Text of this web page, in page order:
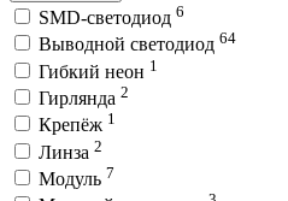
SMD-светодиод 6
Выводной светодиод 64
Гибкий неон 1
Гирлянда 2
Крепёж 1
Линза 2
Модуль 7